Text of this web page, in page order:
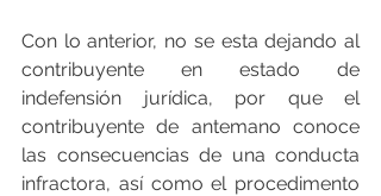
Con lo anterior, no se esta dejando al
contribuyente en estado de
indefensión jurídica, por que el
contribuyente de antemano conoce
las consecuencias de una conducta
infractora, así como el procedimento